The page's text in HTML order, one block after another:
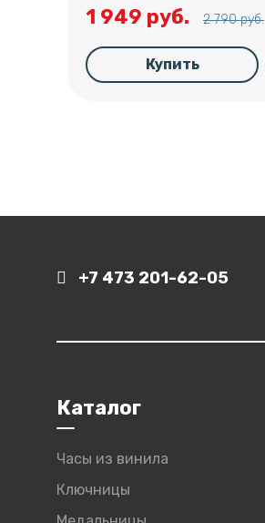
1 949 руб. 2 790 руб.
Купить
+7 473 201-62-05
Каталог
Часы из винила
Ключницы